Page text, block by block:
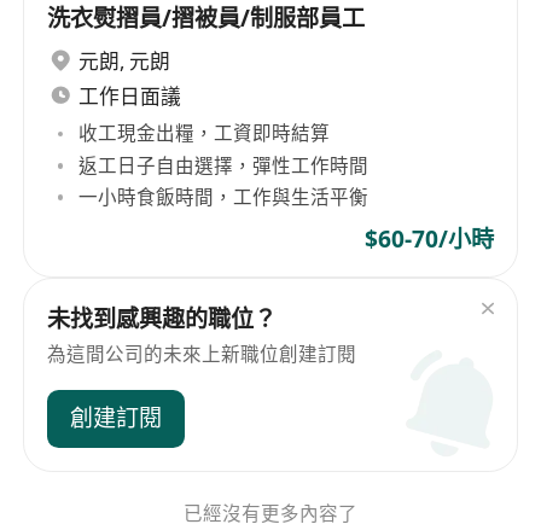
洗衣熨摺員/摺被員/制服部員工
元朗, 元朗
工作日面議
收工現金出糧，工資即時結算
返工日子自由選擇，彈性工作時間
一小時食飯時間，工作與生活平衡
$60-70/小時
未找到感興趣的職位？
為這間公司的未來上新職位創建訂閱
創建訂閱
已經沒有更多內容了